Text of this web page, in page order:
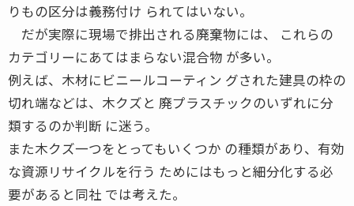
りもの区分は義務付け られてはいない。
だが実際に現場で排出される廃棄物には、 これらの
カテゴリーにあてはまらない混合物 が多い。
例えば、木材にビニールコーティン グされた建具の枠の
切れ端などは、木クズと 廃プラスチックのいずれに分
類するのか判断 に迷う。
また木クズ一つをとってもいくつか の種類があり、有効
な資源リサイクルを行う ためにはもっと細分化する必
要があると同社 では考えた。